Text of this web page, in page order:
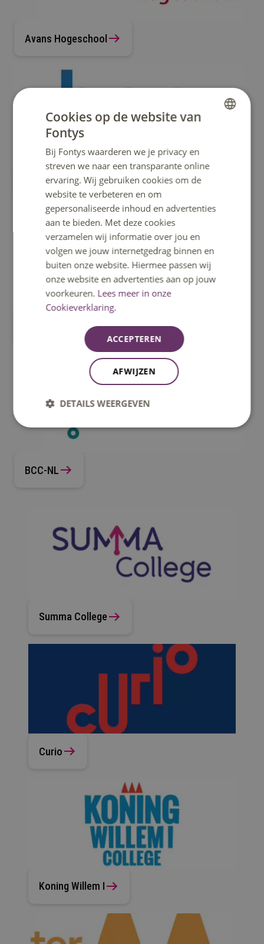
Avans Hogeschool
HAS Hogeschool
BCC-NL
Summa College
Curio
Koning Willem I
Cookies op de website van
Fontys
Bij Fontys waarderen we je privacy en
streven we naar een transparante online
ervaring. Wij gebruiken cookies om de
website te verbeteren en om
gepersonaliseerde inhoud en advertenties
aan te bieden. Met deze cookies
verzamelen wij informatie over jou en
volgen we jouw internetgedrag binnen en
buiten onze website. Hiermee passen wij
onze website en advertenties aan op jouw
voorkeuren. Lees meer in onze
Cookieverklaring.
ACCEPTEREN
AFWIJZEN
DETAILS WEERGEVEN